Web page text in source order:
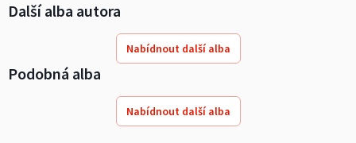
Další alba autora
Nabídnout další alba
Podobná alba
Nabídnout další alba